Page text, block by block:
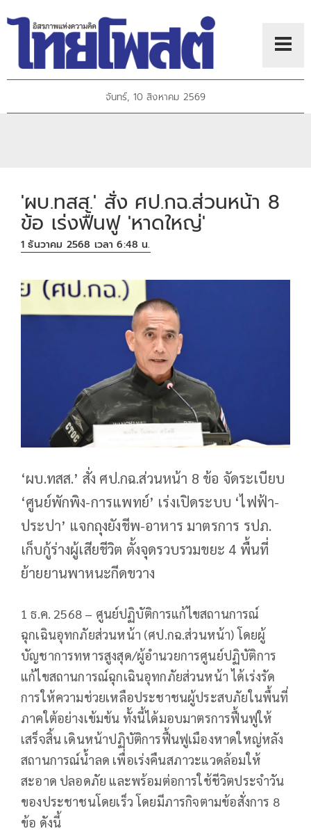
จันทร์, 10 สิงหาคม 2569
'ผบ.ทสส.' สั่ง ศป.กฉ.ส่วนหน้า 8
ข้อ เร่งฟื้นฟู 'หาดใหญ่'
1 ธันวาคม 2568 เวลา 6:48 น.
‘ผบ.ทสส.’ สั่ง ศป.กฉ.ส่วนหน้า 8 ข้อ จัดระเบียบ
‘ศูนย์พักพิง-การแพทย์’ เร่งเปิดระบบ ‘ไฟฟ้า-
ประปา’ แจกถุงยังชีพ-อาหาร มาตรการ รปภ.
เก็บกู้ร่างผู้เสียชีวิต ตั้งจุดรวบรวมขยะ 4 พื้นที่
ย้ายยานพาหนะกีดขวาง
1 ธ.ค. 2568 – ศูนย์ปฏิบัติการแก้ไขสถานการณ์
ฉุกเฉินอุทกภัยส่วนหน้า (ศป.กฉ.ส่วนหน้า) โดยผู้
บัญชาการทหารสูงสุด/ผู้อำนวยการศูนย์ปฏิบัติการ
แก้ไขสถานการณ์ฉุกเฉินอุทกภัยส่วนหน้า ได้เร่งรัด
การให้ความช่วยเหลือประชาชนผู้ประสบภัยในพื้นที่
ภาคใต้อย่างเข้มข้น ทั้งนี้ได้มอบมาตรการฟื้นฟูให้
เสร็จสิ้น เดินหน้าปฏิบัติการฟื้นฟูเมืองหาดใหญ่หลัง
สถานการณ์น้ำลด เพื่อเร่งคืนสภาวะแวดล้อมให้
สะอาด ปลอดภัย และพร้อมต่อการใช้ชีวิตประจำวัน
ของประชาชนโดยเร็ว โดยมีภารกิจตามข้อสั่งการ 8
ข้อ ดังนี้